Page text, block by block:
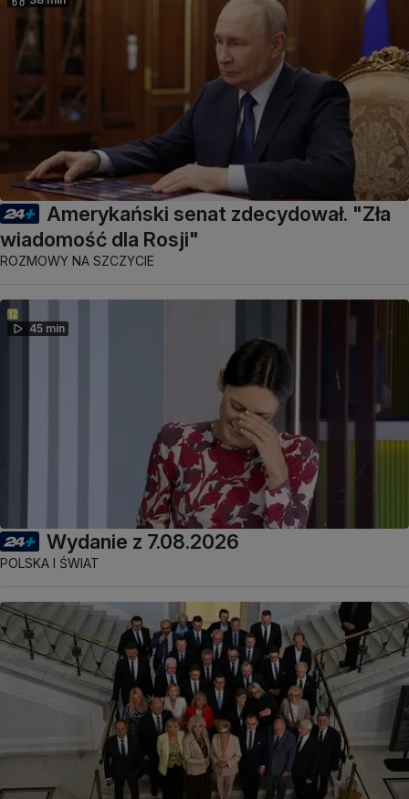
Amerykański senat zdecydował. "Zła
wiadomość dla Rosji"
ROZMOWY NA SZCZYCIE
45 min
Wydanie z 7.08.2026
POLSKA I ŚWIAT